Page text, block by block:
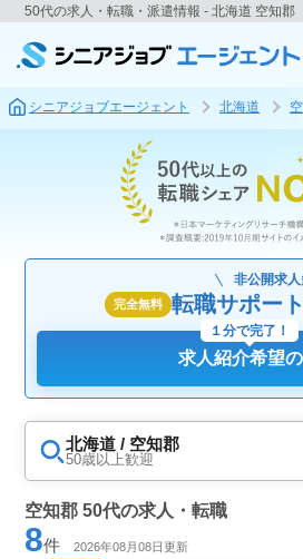
50代の求人・転職・派遣情報 - 北海道 空知郡
シニアジョブエージェント 北海道
完全無料
非公開求
転職サポー
求人紹介希望
１分で完了！
北海道 / 空知郡
50歳以上歓迎
空知郡 50代の求人・転職
8件 2026年08月08日更新